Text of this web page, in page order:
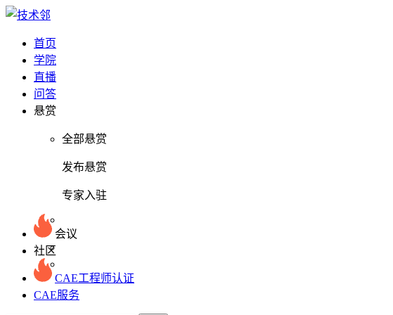
首页
学院
直播
问答
悬赏
全部悬赏
发布悬赏
专家入驻
会议
社区
CAE工程师认证
CAE服务